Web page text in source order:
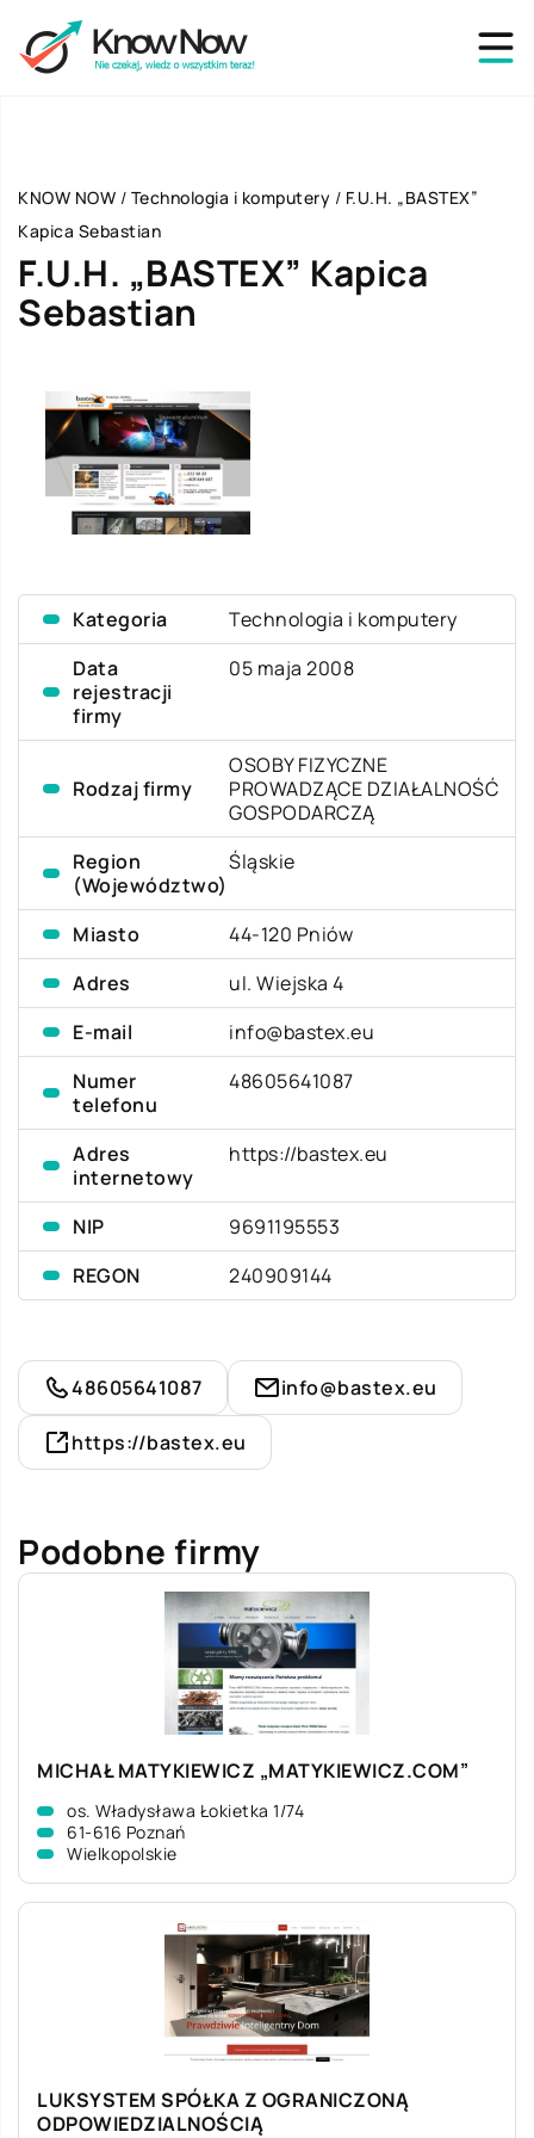
KNOW NOW / Technologia i komputery / F.U.H. „BASTEX”
Kapica Sebastian
F.U.H. „BASTEX” Kapica
Sebastian
Kategoria
Technologia i komputery
Data
rejestracji
firmy
05 maja 2008
Rodzaj firmy
OSOBY FIZYCZNE
PROWADZĄCE DZIAŁALNOŚĆ
GOSPODARCZĄ
Region
(Województwo)
Śląskie
Miasto
44-120 Pniów
Adres
ul. Wiejska 4
E-mail
info@bastex.eu
Numer
telefonu
48605641087
Adres
internetowy
https://bastex.eu
NIP
9691195553
REGON
240909144
48605641087 info@bastex.eu
https://bastex.eu
Podobne firmy
MICHAŁ MATYKIEWICZ „MATYKIEWICZ.COM”
os. Władysława Łokietka 1/74
61-616 Poznań
Wielkopolskie
LUKSYSTEM SPÓŁKA Z OGRANICZONĄ
ODPOWIEDZIALNOŚCIĄ